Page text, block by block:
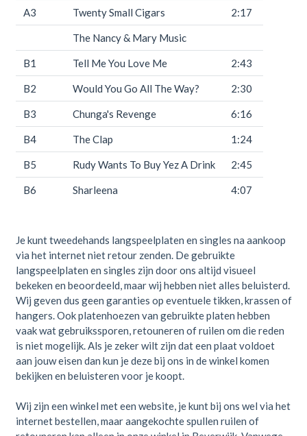
A3 Twenty Small Cigars 2:17
The Nancy & Mary Music
B1 Tell Me You Love Me 2:43
B2 Would You Go All The Way? 2:30
B3 Chunga's Revenge 6:16
B4 The Clap 1:24
B5 Rudy Wants To Buy Yez A Drink 2:45
B6 Sharleena 4:07
Je kunt tweedehands langspeelplaten en singles na aankoop
via het internet niet retour zenden. De gebruikte
langspeelplaten en singles zijn door ons altijd visueel
bekeken en beoordeeld, maar wij hebben niet alles beluisterd.
Wij geven dus geen garanties op eventuele tikken, krassen of
hangers. Ook platenhoezen van gebruikte platen hebben
vaak wat gebruikssporen, retouneren of ruilen om die reden
is niet mogelijk. Als je zeker wilt zijn dat een plaat voldoet
aan jouw eisen dan kun je deze bij ons in de winkel komen
bekijken en beluisteren voor je koopt.
Wij zijn een winkel met een website, je kunt bij ons wel via het
internet bestellen, maar aangekochte spullen ruilen of